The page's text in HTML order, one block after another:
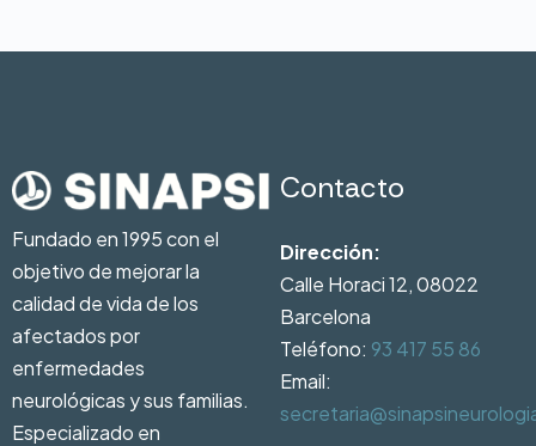
Fundado en 1995 con el
objetivo de mejorar la
calidad de vida de los
afectados por
enfermedades
neurológicas y sus familias.
Especializado en
Contacto
Dirección:
Calle Horaci 12, 08022
Barcelona
Teléfono: 93 417 55 86
Email: